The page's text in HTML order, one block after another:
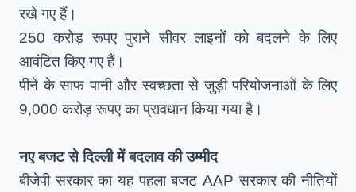
रखे गए हैं।
250 करोड़ रूपए पुराने सीवर लाइनों को बदलने के लिए
आवंटित किए गए हैं।
पीने के साफ पानी और स्वच्छता से जुड़ी परियोजनाओं के लिए
9,000 करोड़ रूपए का प्रावधान किया गया है।
नए बजट से दिल्ली में बदलाव की उम्मीद
बीजेपी सरकार का यह पहला बजट AAP सरकार की नीतियों